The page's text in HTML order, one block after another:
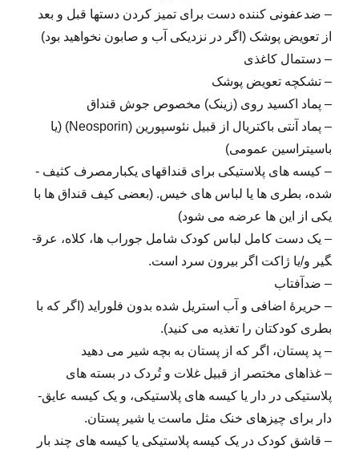
– ضدعفونی کننده دست برای تمیز کردن دست­ها قبل و بعد
از تعویض پوشک (اگر در نزدیکی آب و صابون نخواهید بود)
– دستمال کاغذی
– تشکچه تعویض پوشک
– پماد اکسید روی (زینک) مخصوص جوش قنداق
– پماد آنتی ­باکتریال از قبیل نئوسپورین (Neosporin) (یا
باسیتراسین عمومی)
– کیسه­ های پلاستیکی برای قنداق­های یکبار­مصرف کثیف ­
شده، بطری ­ها یا لباس ­های خیس. (بعضی کیف قنداق ­ها با
یکی از این­ ها عرضه می­ شود)
– یک دست کامل لباس کودک شامل جوراب­ ها، کلاه، عرق­
گیر و/یا ژاکت اگر بیرون سرد است.
– ضد­آفتاب
– حریرۀ اضافی و آب استریل­ شده بدون فلوراید (اگر که با
بطری کودکتان را تغذیه می ­کنید).
– پد پستان، اگر که از پستان به بچه شیر می ­دهید
– غذاهای مختصر از قبیل غلات و تُردک در بسته ­های
پلاستیکی در دار یا کیسه­ های پلاستیکی، و یک کیسه عایق­
دار برای چیز­های خنک مثل ماست یا شیر پستان.
– قاشق کودک در یک کیسه پلاستیکی یا کیسه­ های چند بار